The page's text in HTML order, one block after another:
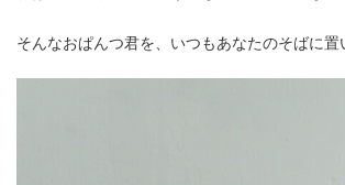
そんなおぱんつ君を、いつもあなたのそばに置